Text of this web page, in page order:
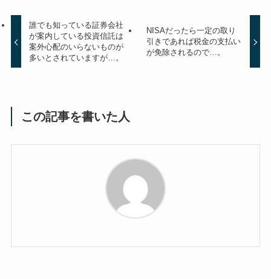
誰でも知っている証券会社
が案内している投資信託は
案外心配のいらないものが
多いとされていますが…。
NISAだったら一定の取り
引きであれば税金の支払い
が免除されるので…。
この記事を書いた人